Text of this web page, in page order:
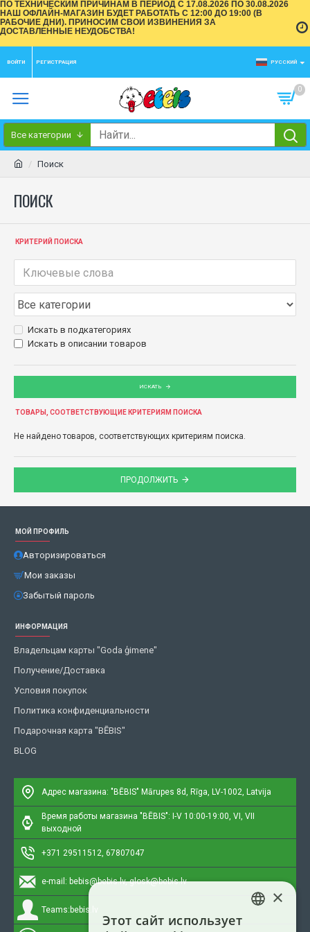
ПО ТЕХНИЧЕСКИМ ПРИЧИНАМ В ПЕРИОД С 17.08.2026 ПО 30.08.2026
НАШ ОФЛАЙН-МАГАЗИН БУДЕТ РАБОТАТЬ С 12:00 ДО 19:00 (В
РАБОЧИЕ ДНИ). ПРИНОСИМ СВОИ ИЗВИНЕНИЯ ЗА
ДОСТАВЛЕННЫЕ НЕУДОБСТВА!
ВОЙТИ РЕГИСТРАЦИЯ РУССКИЙ
0
Все категории
Поиск
ПОИСК
КРИТЕРИЙ ПОИСКА
Искать в подкатегориях
Искать в описании товаров
ИСКАТЬ
ТОВАРЫ, СООТВЕТСТВУЮЩИЕ КРИТЕРИЯМ ПОИСКА
Не найдено товаров, соответствующих критериям поиска.
ПРОДОЛЖИТЬ
МОЙ ПРОФИЛЬ
Авторизироваться
Мои заказы
Забытый пароль
ИНФОРМАЦИЯ
Владельцам карты "Goda ģimene"
Получение/Доставка
Условия покупок
Политика конфиденциальности
Подарочная карта "BĒBIS"
BLOG
Адрес магазина: "BĒBIS" Mārupes 8d, Rīga, LV-1002, Latvija
Время работы магазина "BĒBIS": I-V 10:00-19:00, VI, VII
выходной
+371 29511512, 67807047
e-mail: bebis@bebis.lv, glosk@bebis.lv
Teams: bebis.lv
×
Этот сайт использует